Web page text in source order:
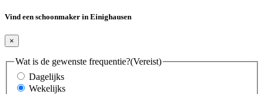
Vind een schoonmaker in Einighausen
×
Wat is de gewenste frequentie?(Vereist)
Dagelijks
Wekelijks